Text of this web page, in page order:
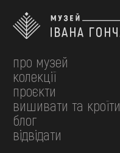
про музей
колекції
проєкти
вишивати та кроїти
блог
відвідати